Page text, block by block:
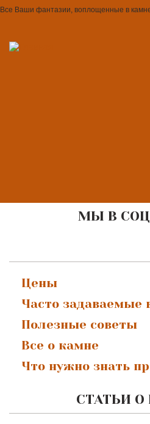
Все Ваши фантазии, воплощенные в
МЫ В
Цены
Часто задаваемые
Полезные советы
Все о камне
Что нужно знать
СТАТЬИ О